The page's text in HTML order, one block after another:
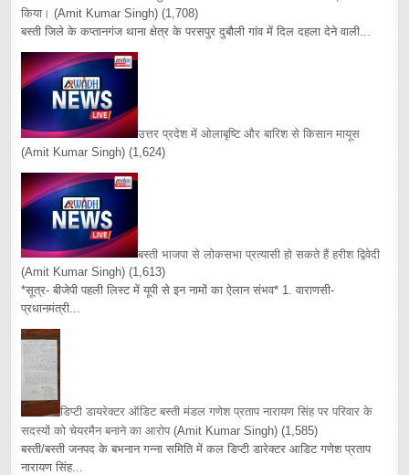
किया। (Amit Kumar Singh) (1,708)
बस्ती जिले के कप्तानगंज थाना क्षेत्र के परसपुर दुबौली गांव में दिल दहला देने वाली...
उत्तर प्रदेश में ओलाबृष्टि और बारिश से किसान मायूस
(Amit Kumar Singh) (1,624)
बस्ती भाजपा से लोकसभा प्रत्यासी हो सकते हैं हरीश द्विवेदी
(Amit Kumar Singh) (1,613)
*सूत्र- बीजेपी पहली लिस्ट में यूपी से इन नामों का ऐलान संभव* 1. वाराणसी-
प्रधानमंत्री...
डिप्टी डायरेक्टर ऑडिट बस्ती मंडल गणेश प्रताप नारायण सिंह पर परिवार के
सदस्यों को चेयरमैन बनाने का आरोप (Amit Kumar Singh) (1,585)
बस्ती/बस्ती जनपद के बभनान गन्ना समिति में कल डिप्टी डारेक्टर आडिट गणेश प्रताप
नारायण सिंह...